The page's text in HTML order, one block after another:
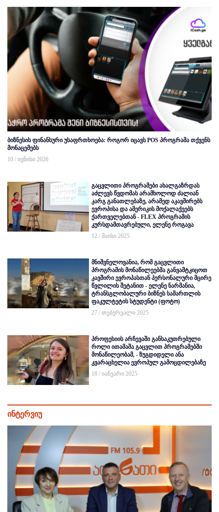
ბიზნესის ფინანსური უსაფრთხოება: როგორ იცავს POS პროგრამა თქვენს
მონაცემებს
10 / ივნისი 2026
გაცვლითი პროგრამები ახალგაზრდას
აძლევს წვდომას არამხოლოდ ძალიან
კარგ განათლებაზე, არამედ აკავშირებს
ევროპისა და ამერიკის მოქალაქეებს
ქართველებთან - FLEX პროგრამის
კურსდამთავრებული, ელენე როგავა
12 / მაისი 2025
მნიშვნელოვანია, რომ გაცვლითი
პროგრამის მონაწილეებმა განვამტკიცოთ
კავშირი ევროპასთან პერსონალური მცირე
წვლილის შეტანით - ელენე ნარმანია,
ტრანსგლობალური ბიზნეს სამართლის
ფაკულტეტის სტუდენტი (ფოტო)
27 / თებერვალი 2025
პროფესიის არჩევაში განსაკუთრებული
როლი ითამაშა გაცვლით პროგრამებში
მონაწილეობამ, - ზუგდიდელი ანა
კვარაცხელია ევროპულ გამოცდილებაზე
18 / იანვარი 2025
ინტერვიუ